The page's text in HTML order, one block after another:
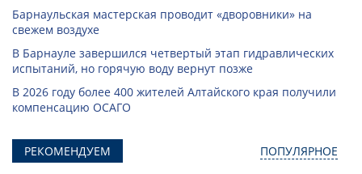
Барнаульская мастерская проводит «дворовники» на
свежем воздухе
В Барнауле завершился четвертый этап гидравлических
испытаний, но горячую воду вернут позже
В 2026 году более 400 жителей Алтайского края получили
компенсацию ОСАГО
РЕКОМЕНДУЕМ ПОПУЛЯРНОЕ